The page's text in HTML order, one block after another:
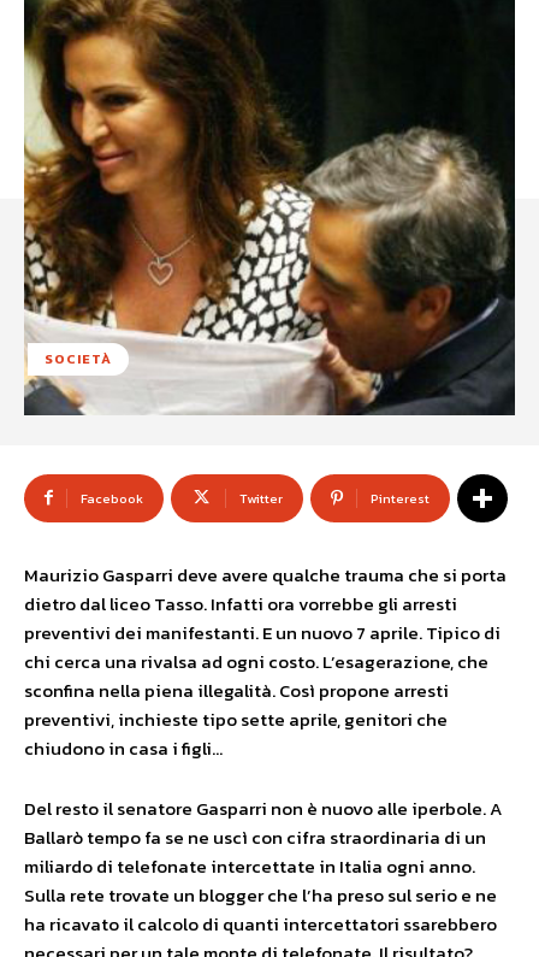
SOCIETÀ
Facebook Twitter Pinterest
Maurizio Gasparri deve avere qualche trauma che si porta
dietro dal liceo Tasso. Infatti ora vorrebbe gli arresti
preventivi dei manifestanti. E un nuovo 7 aprile. Tipico di
chi cerca una rivalsa ad ogni costo. L’esagerazione, che
sconfina nella piena illegalità. Così propone arresti
preventivi, inchieste tipo sette aprile, genitori che
chiudono in casa i figli…
Del resto il senatore Gasparri non è nuovo alle iperbole. A
Ballarò tempo fa se ne uscì con cifra straordinaria di un
miliardo di telefonate intercettate in Italia ogni anno.
Sulla rete trovate un blogger che l’ha preso sul serio e ne
ha ricavato il calcolo di quanti intercettatori ssarebbero